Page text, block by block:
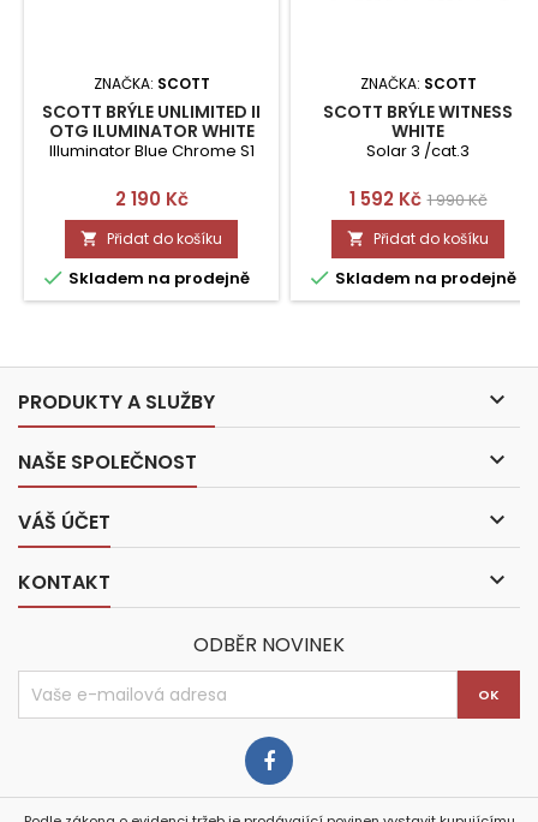
ZNAČKA: SCOTT
SCOTT BRÝLE UNLIMITED II
OTG ILUMINATOR WHITE
M/L
Illuminator Blue Chrome S1
Cena
2 190 Kč
 Přidat do košíku
 Skladem na prodejně
ZNAČKA: SCOTT
SCOTT BRÝLE WITNESS
WHITE
Solar 3 /cat.3
Cena
1 592 Kč Běžná
cena
1 990 Kč
 Přidat do košíku
 Skladem na prodejně
PRODUKTY A SLUŽBY 
NAŠE SPOLEČNOST 
VÁŠ ÚČET 
KONTAKT 
ODBĚR NOVINEK